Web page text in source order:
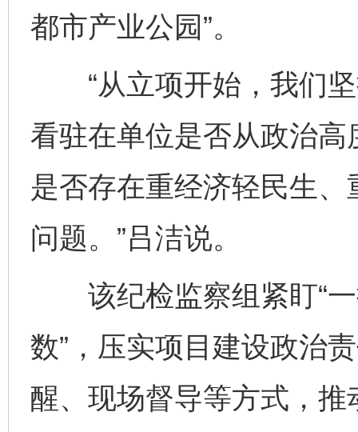
都市产业公园”。
“从立项开始，我们坚
看驻在单位是否从政治
是否存在重经济轻民生
问题。”吕洁说。
该纪检监察组紧盯“一
数”，压实项目建设政治
醒、现场督导等方式，